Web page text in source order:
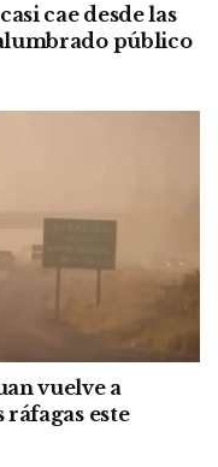
cae desde las
público
vuelve a
este